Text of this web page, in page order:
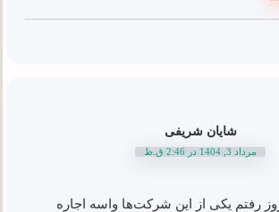
شایان شریفی
مرداد 3, 1404 در 2:46 ق.ظ
رفتم یکی از این شرکت‌ها واسه اجاره